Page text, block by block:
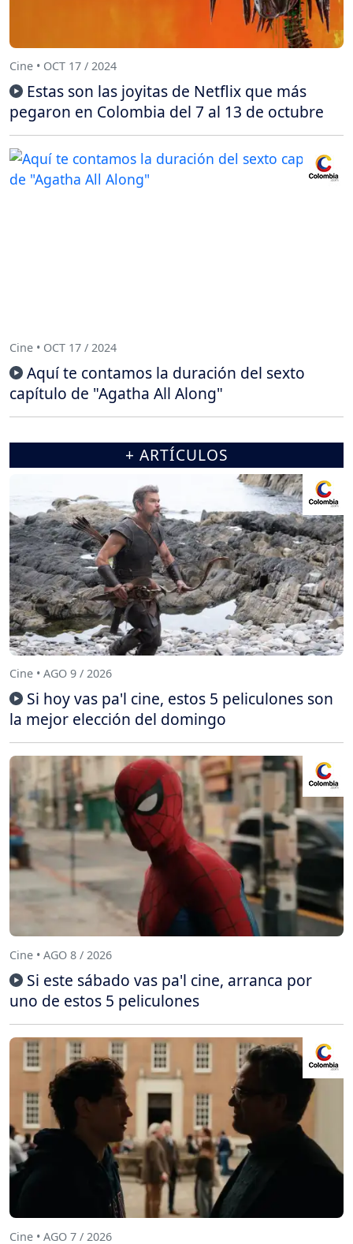
Cine • OCT 17 / 2024
Estas son las joyitas de Netflix que más
pegaron en Colombia del 7 al 13 de octubre
Cine • OCT 17 / 2024
Aquí te contamos la duración del sexto
capítulo de "Agatha All Along"
+ ARTÍCULOS
Cine • AGO 9 / 2026
Si hoy vas pa'l cine, estos 5 peliculones son
la mejor elección del domingo
Cine • AGO 8 / 2026
Si este sábado vas pa'l cine, arranca por
uno de estos 5 peliculones
Cine • AGO 7 / 2026